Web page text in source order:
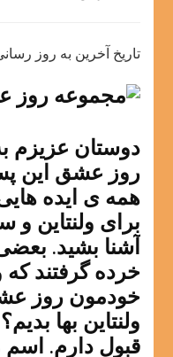
تاریخ آخرین به روز رسانی: بهمن
دوستان عزیزم
روز عشق این
همه ی ایده
برای ولنتاین و
آشنا بشید.
خرده گرفتند که
خودمون روز
ولنتاین بها
قبول دارم.